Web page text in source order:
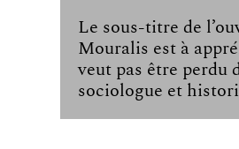
Le sous-titre de
Mouralis est à
veut pas être perdu
sociologue et